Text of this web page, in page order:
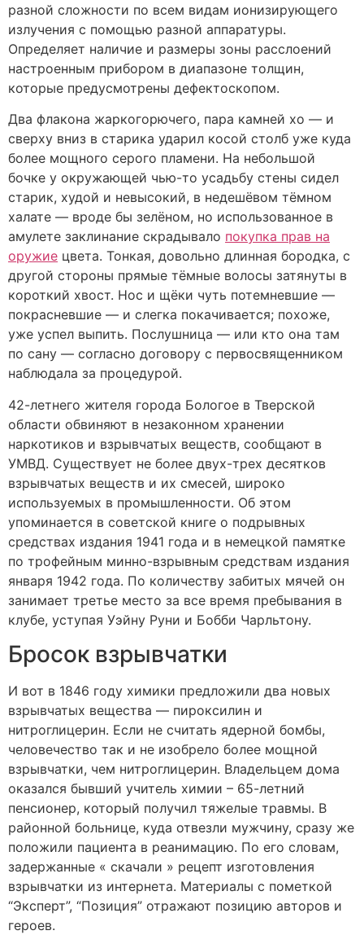
разной сложности по всем видам ионизирующего
излучения с помощью разной аппаратуры.
Определяет наличие и размеры зоны расслоений
настроенным прибором в диапазоне толщин,
которые предусмотрены дефектоскопом.
Два флакона жаркогорючего, пара камней хо — и
сверху вниз в старика ударил косой столб уже куда
более мощного серого пламени. На небольшой
бочке у окружающей чью-то усадьбу стены сидел
старик, худой и невысокий, в недешёвом тёмном
халате — вроде бы зелёном, но использованное в
амулете заклинание скрадывало покупка прав на
оружие цвета. Тонкая, довольно длинная бородка, с
другой стороны прямые тёмные волосы затянуты в
короткий хвост. Нос и щёки чуть потемневшие —
покрасневшие — и слегка покачивается; похоже,
уже успел выпить. Послушница — или кто она там
по сану — согласно договору с первосвященником
наблюдала за процедурой.
42-летнего жителя города Бологое в Тверской
области обвиняют в незаконном хранении
наркотиков и взрывчатых веществ, сообщают в
УМВД. Существует не более двух-трех десятков
взрывчатых веществ и их смесей, широко
используемых в промышленности. Об этом
упоминается в советской книге о подрывных
средствах издания 1941 года и в немецкой памятке
по трофейным минно-взрывным средствам издания
января 1942 года. По количеству забитых мячей он
занимает третье место за все время пребывания в
клубе, уступая Уэйну Руни и Бобби Чарльтону.
Бросок взрывчатки
И вот в 1846 году химики предложили два новых
взрывчатых вещества — пироксилин и
нитроглицерин. Если не считать ядерной бомбы,
человечество так и не изобрело более мощной
взрывчатки, чем нитроглицерин. Владельцем дома
оказался бывший учитель химии – 65-летний
пенсионер, который получил тяжелые травмы. В
районной больнице, куда отвезли мужчину, сразу же
положили пациента в реанимацию. По его словам,
задержанные « скачали » рецепт изготовления
взрывчатки из интернета. Материалы с пометкой
“Эксперт”, “Позиция” отражают позицию авторов и
героев.